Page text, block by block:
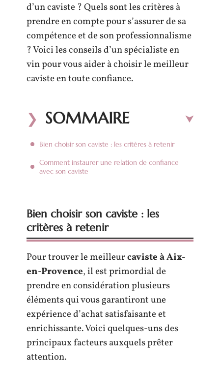
d’un caviste ? Quels sont les critères à
prendre en compte pour s’assurer de sa
compétence et de son professionnalisme
? Voici les conseils d’un spécialiste en
vin pour vous aider à choisir le meilleur
caviste en toute confiance.
SOMMAIRE
Bien choisir son caviste : les critères à retenir
Comment instaurer une relation de confiance
avec son caviste
Bien choisir son caviste : les
critères à retenir
Pour trouver le meilleurcaviste à Aix-
en-Provence, il est primordial de
prendre en considération plusieurs
éléments qui vous garantiront une
expérience d’achat satisfaisante et
enrichissante. Voici quelques-uns des
principaux facteurs auxquels prêter
attention.